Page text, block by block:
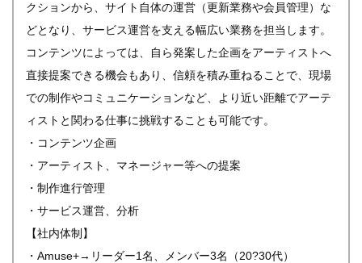
クションから、サイト自体の運営（更新業務や会員管理）な
どとなり、サービス運営を支える幅広い業務を担当します。
コンテンツによっては、自ら発案した企画をアーティストへ
直接提案できる機会もあり、信頼を積み重ねることで、現場
での制作やコミュニケーションなど、より近い距離でアーテ
ィストと関わる仕事に挑戦することも可能です。
・コンテンツ企画
・アーティスト、マネージャー等への提案
・制作進行管理
・サービス運営、分析
【社内体制】
・Amuse+→リーダー1名、メンバー3名（20?30代）